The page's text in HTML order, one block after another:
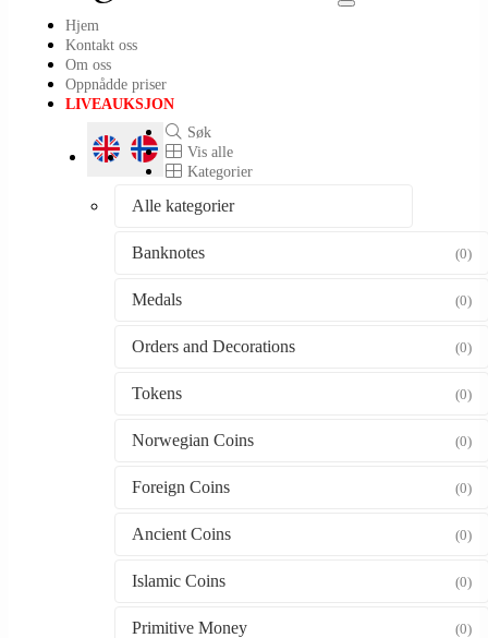
Toggle
Hjem
Kontakt oss
Om oss
Oppnådde priser
LIVEAUKSJON
Søk
Vis alle
Kategorier
Alle kategorier
Banknotes (0)
Medals (0)
Orders and Decorations (0)
Tokens (0)
Norwegian Coins (0)
Foreign Coins (0)
Ancient Coins (0)
Islamic Coins (0)
Primitive Money (0)